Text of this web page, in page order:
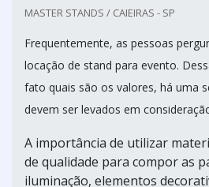
MASTER STANDS / CAIEIRAS - SP
Frequentemente, as pessoas
locação de stand para evento.
fato quais são os valores, há uma
devem ser levados em
A importância de utilizar
de qualidade para compor as
iluminação, elementos